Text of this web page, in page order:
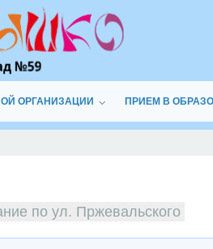
ОРГАНИЗАЦИИ ПРИЕМ В
по ул. Пржевальского